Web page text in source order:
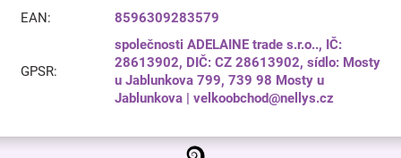
EAN: 8596309283579
GPSR:
společnosti ADELAINE trade s.r.o.., IČ:
28613902, DIČ: CZ 28613902, sídlo: Mosty
u Jablunkova 799, 739 98 Mosty u
Jablunkova | velkoobchod@nellys.cz
Z